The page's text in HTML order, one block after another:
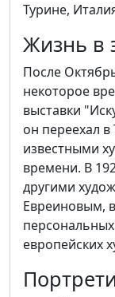
Турине,
Жизнь в
После
некоторое
выставки
он переехал в
известными
времени. В
другими
Евреиновым,
европейских